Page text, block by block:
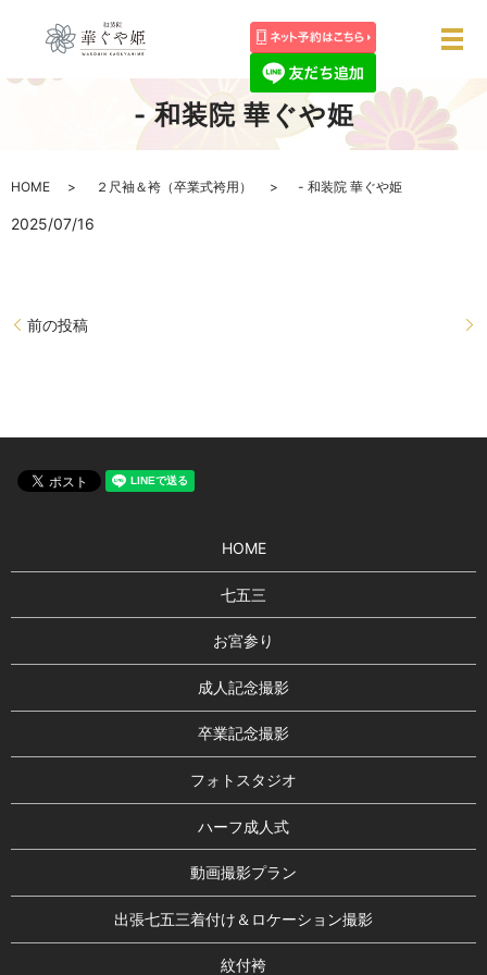
メ
- 和装院 華ぐや姫
HOME ２尺袖＆袴（卒業式袴用） - 和装院 華ぐや姫
2025/07/16
前の投稿
HOME
七五三
お宮参り
成人記念撮影
卒業記念撮影
フォトスタジオ
ハーフ成人式
動画撮影プラン
出張七五三着付け＆ロケーション撮影
紋付袴